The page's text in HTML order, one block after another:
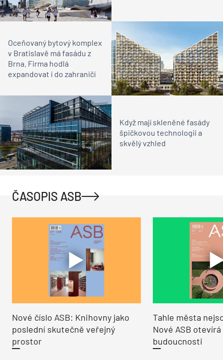
Oceňovaný bytový komplex
v Bratislavě má fasádu z
Brna. Firma hodlá
expandovat i do zahraničí
Když mají skleněné fasády
špičkovou technologii a
skvělý vzhled
ČASOPIS ASB
Nové číslo ASB: Knihovny jako
poslední skutečně veřejný
prostor
Tahle města
Nové ASB
budoucnosti